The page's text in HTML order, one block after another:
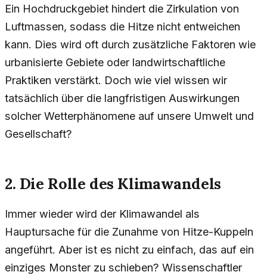
Ein Hochdruckgebiet hindert die Zirkulation von
Luftmassen, sodass die Hitze nicht entweichen
kann. Dies wird oft durch zusätzliche Faktoren wie
urbanisierte Gebiete oder landwirtschaftliche
Praktiken verstärkt. Doch wie viel wissen wir
tatsächlich über die langfristigen Auswirkungen
solcher Wetterphänomene auf unsere Umwelt und
Gesellschaft?
2. Die Rolle des Klimawandels
Immer wieder wird der Klimawandel als
Hauptursache für die Zunahme von Hitze-Kuppeln
angeführt. Aber ist es nicht zu einfach, das auf ein
einziges Monster zu schieben? Wissenschaftler